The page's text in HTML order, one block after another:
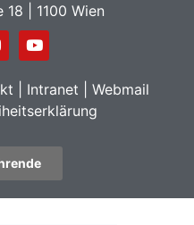
| 1100 Wien
Intranet
Webmail